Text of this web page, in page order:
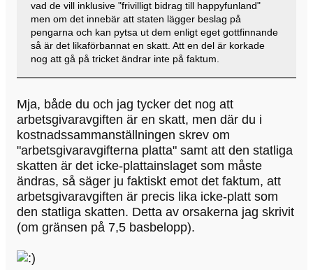
vad de vill inklusive "frivilligt bidrag till happyfunland"
men om det innebär att staten lägger beslag på
pengarna och kan pytsa ut dem enligt eget gottfinnande
så är det likaförbannat en skatt. Att en del är korkade
nog att gå på tricket ändrar inte på faktum.
Mja, både du och jag tycker det nog att
arbetsgivaravgiften är en skatt, men där du i
kostnadssammanställningen skrev om
"arbetsgivaravgifterna platta" samt att den statliga
skatten är det icke-plattainslaget som måste
ändras, så säger ju faktiskt emot det faktum, att
arbetsgivaravgiften är precis lika icke-platt som
den statliga skatten. Detta av orsakerna jag skrivit
(om gränsen på 7,5 basbelopp).